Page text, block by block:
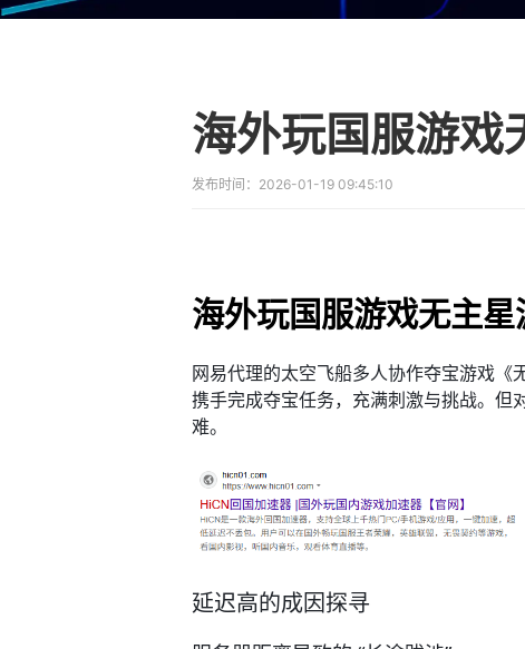
发布时间： 2026-01-19 09:45:10
海外玩国服游戏无主星
网易代理的太空飞船多人协作夺宝游戏《
携手完成夺宝任务，充满刺激与挑战。但
难。​
延迟高的成因探寻​